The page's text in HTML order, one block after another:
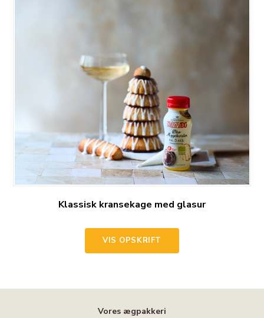
Klassisk kransekage med glasur
VIS OPSKRIFT
Vores ægpakkeri